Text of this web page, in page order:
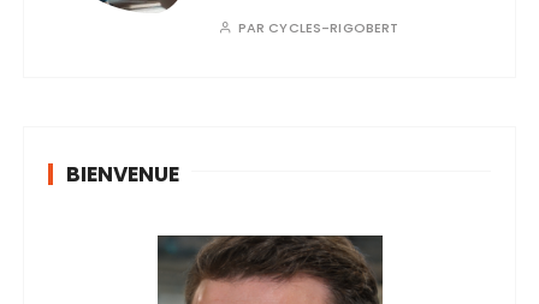
PAR CYCLES-RIGOBERT
BIENVENUE